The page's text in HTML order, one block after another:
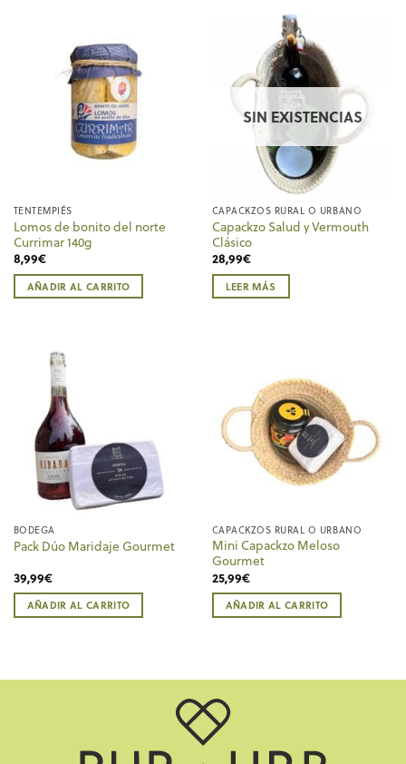
TENTEMPIÉS
Lomos de bonito del norte
Currimar 140g
8,99€
AÑADIR AL CARRITO
SIN EXISTENCIAS
CAPACKZOS RURAL O URBANO
Capackzo Salud y Vermouth
Clásico
28,99€
LEER MÁS
BODEGA
Pack Dúo Maridaje Gourmet
39,99€
AÑADIR AL CARRITO
CAPACKZOS RURAL O URBANO
Mini Capackzo Meloso
Gourmet
25,99€
AÑADIR AL CARRITO